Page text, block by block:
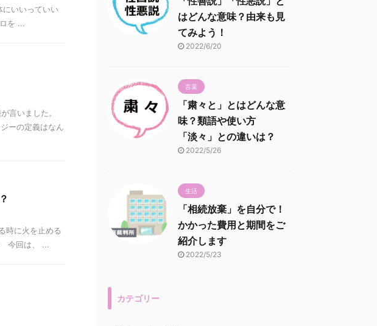
にいいっていい
を ...
言いました。
ーの定義はなん
時に火を止める
今回は、 ...
はどんな意味？由来も見
てみよう！
2022/6/20
言葉
「粛々と」とはどんな意
味？類語や使い方
「淡々」との違いは？
2022/5/26
生活
「相続放棄」を自分で！
かかった費用と期間をご
紹介します
2022/5/23
カテゴリー